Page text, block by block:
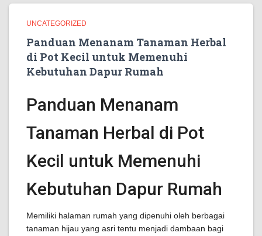
UNCATEGORIZED
Panduan Menanam Tanaman Herbal
di Pot Kecil untuk Memenuhi
Kebutuhan Dapur Rumah
Panduan Menanam
Tanaman Herbal di Pot
Kecil untuk Memenuhi
Kebutuhan Dapur Rumah
Memiliki halaman rumah yang dipenuhi oleh berbagai
tanaman hijau yang asri tentu menjadi dambaan bagi